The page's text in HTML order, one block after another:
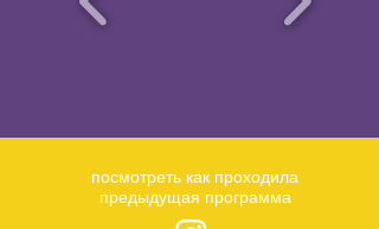
посмотреть как проходила
предыдущая программа